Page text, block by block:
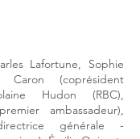
Lafortune, Sophie
Caron (coprésident
Hudon (RBC),
ambassadeur),
générale -